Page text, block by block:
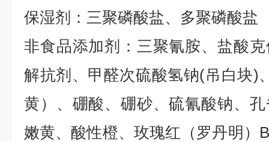
保湿剂：三聚磷酸盐、多聚磷酸盐
非食品添加剂：三聚氰胺、盐酸
解抗剂、甲醛次硫酸氢钠(吊白块)
黄）、硼酸、硼砂、硫氰酸钠、
嫩黄、酸性橙、玫瑰红（罗丹明） B